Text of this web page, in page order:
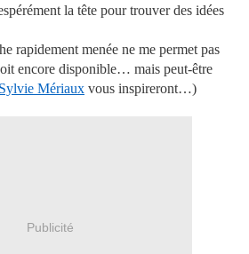
la tête pour trouver des idées
rapidement menée ne me permet pas
encore disponible… mais peut-être
Mériaux vous inspireront…)
Publicité